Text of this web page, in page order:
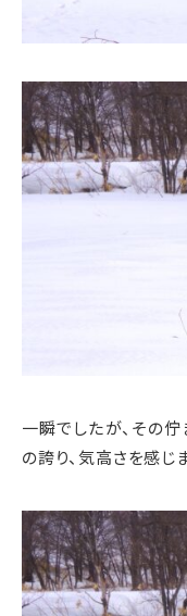
一瞬でしたが、その
の誇り、気高さを感じ